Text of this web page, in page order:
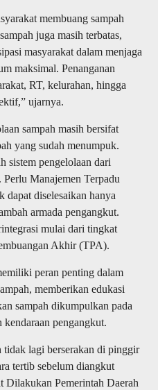
membuang sampah
juga masih terbatas,
masyarakat dalam menjaga
maksimal. Penanganan
RT, kelurahan, hingga
ujarnya.
sampah masih bersifat
yang sudah menumpuk.
sistem pengelolaan dari
Manajemen Terpadu
dapat diselesaikan hanya
armada pengangkut.
mulai dari tingkat
Akhir (TPA).
peran penting dalam
memberikan edukasi
sampah dikumpulkan pada
pengangkut.
tidak lagi berserakan di pinggir
tertib sebelum diangkut
Dilakukan Pemerintah Daerah